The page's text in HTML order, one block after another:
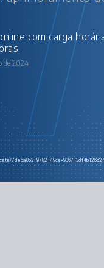
de 2024
7de6a052-9782-49ce-9067-